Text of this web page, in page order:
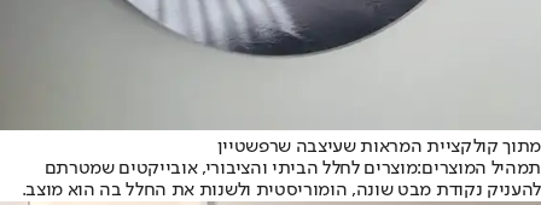
מתוך קולקציית המראות שעיצבה שרפשטיין
תמהיל המוצרים:מוצרים לחלל הביתי והציבורי, אובייקטים שמטרתם
להעניק נקודת מבט שונה, הומוריסטית ולשנות את החלל בה הוא מוצב.